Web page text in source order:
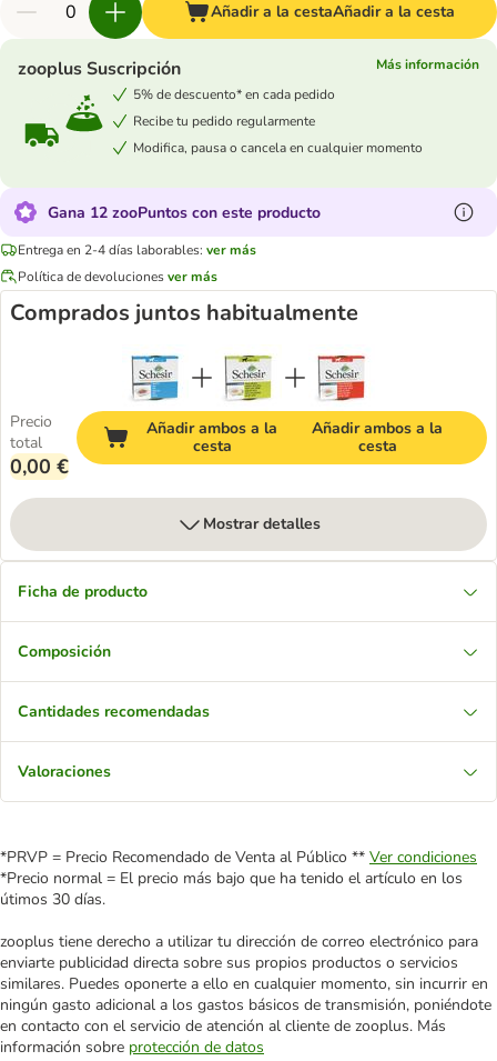
Añadir a la cestaAñadir a la cesta
zooplus Suscripción
Más información
5% de descuento* en cada pedido
Recibe tu pedido regularmente
Modifica, pausa o cancela en cualquier momento
Gana 12 zooPuntos con este producto
Entrega en 2-4 días laborables: ver más
Política de devolucionesver más
Comprados juntos habitualmente
Precio
total
0,00 €
Añadir ambos a la
cesta
Añadir ambos a la
cesta
Mostrar detalles
Ficha de producto
Composición
Cantidades recomendadas
Valoraciones
*PRVP = Precio Recomendado de Venta al Público ** Ver condiciones
*Precio normal = El precio más bajo que ha tenido el artículo en los
útimos 30 días.
zooplus tiene derecho a utilizar tu dirección de correo electrónico para
enviarte publicidad directa sobre sus propios productos o servicios
similares. Puedes oponerte a ello en cualquier momento, sin incurrir en
ningún gasto adicional a los gastos básicos de transmisión, poniéndote
en contacto con el servicio de atención al cliente de zooplus. Más
información sobre protección de datos